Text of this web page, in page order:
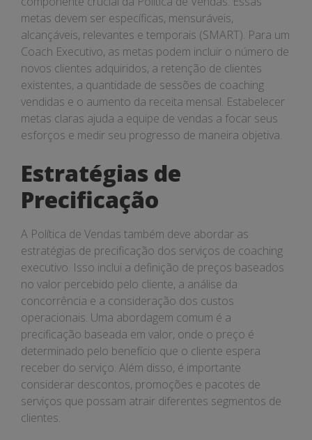
metas devem ser específicas, mensuráveis,
alcançáveis, relevantes e temporais (SMART). Para um
Coach Executivo, as metas podem incluir o número de
novos clientes adquiridos, a retenção de clientes
existentes, a quantidade de sessões de coaching
vendidas e o aumento da receita mensal. Estabelecer
metas claras ajuda a equipe de vendas a focar seus
esforços e medir seu progresso de maneira objetiva.
Estratégias de
Precificação
A Política de Vendas também deve abordar as
estratégias de precificação dos serviços de coaching
executivo. Isso inclui a definição de preços baseados
no valor percebido pelo cliente, a análise da
concorrência e a consideração dos custos
operacionais. Uma abordagem comum é a
precificação baseada em valor, onde o preço é
determinado pelo benefício que o cliente espera
receber do serviço. Além disso, é importante
considerar descontos, promoções e pacotes de
serviços que possam atrair diferentes segmentos de
clientes.